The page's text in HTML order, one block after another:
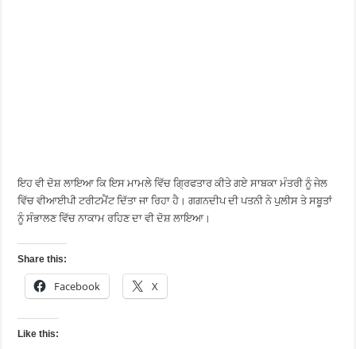
ਇਹ ਵੀ ਦੋਸ਼ ਲਾਇਆ ਕਿ ਇਸ ਮਾਮਲੇ ਵਿੱਚ ਗ੍ਰਿਫਤਾਰ ਕੀਤੇ ਗਏ ਸਾਬਕਾ ਮੰਤਰੀ ਨੂੰ ਜੇਲ
ਵਿੱਚ ਵੀਆਈਪੀ ਟਰੀਟਮੈਂਟ ਦਿੱਤਾ ਜਾ ਰਿਹਾ ਹੈ। ਗਗਨਦੀਪ ਦੀ ਪਤਨੀ ਨੇ ਪੁਲੀਸ ਤੇ ਸਬੂਤਾਂ
ਨੂੰ ਸੰਭਾਲਣ ਵਿੱਚ ਨਾਕਾਮ ਰਹਿਣ ਦਾ ਵੀ ਦੋਸ਼ ਲਾਇਆ।
Share this:
Facebook X
Like this: